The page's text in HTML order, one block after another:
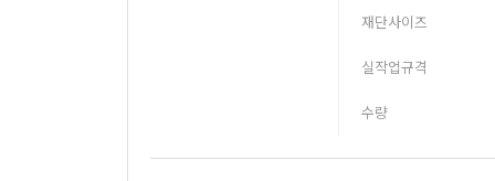
재단사이즈
실작업규격
수량